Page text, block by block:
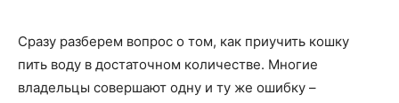
Сразу разберем вопрос о том, как приучить кошку
пить воду в достаточном количестве. Многие
владельцы совершают одну и ту же ошибку –